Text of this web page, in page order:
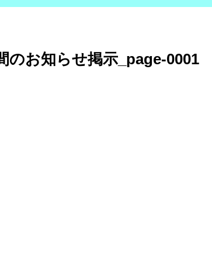
のお知らせ掲示_page-0001